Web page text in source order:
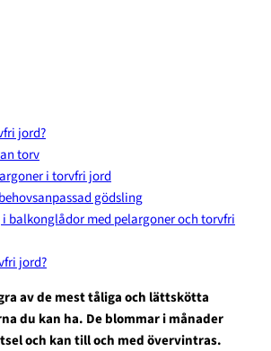
jord?
torv
i torvfri jord
gödsling
balkonglådor med pelargoner och torvfri
jord?
av de mest tåliga och lättskötta
du kan ha. De blommar i månader
och kan till och med övervintras.